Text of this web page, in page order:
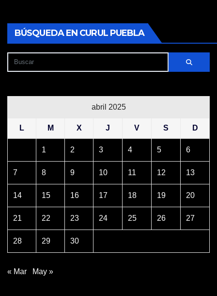
BÚSQUEDA EN CURUL PUEBLA
abril 2025
L M X J V S D
1 2 3 4 5 6
7 8 9 10 11 12 13
14 15 16 17 18 19 20
21 22 23 24 25 26 27
28 29 30
« Mar May »